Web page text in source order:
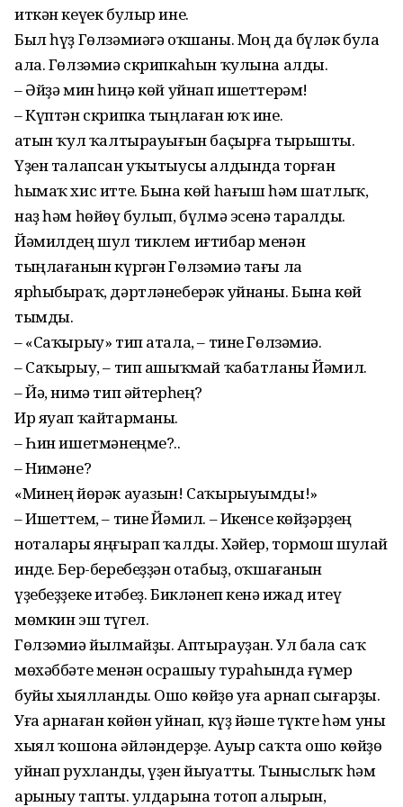
иткән кеүек булыр ине.
Был һүҙ Гөлзәмиәгә оҡшаны. Моң да бүләк була
ала. Гөлзәмиә скрипкаһын ҡулына алды.
– Әйҙә мин һиңә көй уйнап ишеттерәм!
– Күптән скрипка тыңлаған юҡ ине.
Ҡатын ҡул ҡалтырауығын баҫырға тырышты.
Үҙен талапсан уҡытыусы алдында торған
һымаҡ хис итте. Бына көй һағыш һәм шатлыҡ,
наҙ һәм һөйөү булып, бүлмә эсенә таралды.
Йәмилдең шул тиклем иғтибар менән
тыңлағанын күргән Гөлзәмиә тағы ла
ярһыбыраҡ, дәртләнеберәк уйнаны. Бына көй
тымды.
– «Саҡырыу» тип атала, – тине Гөлзәмиә.
– Саҡырыу, – тип ашыҡмай ҡабатланы Йәмил.
– Йә, нимә тип әйтерһең?
Ир яуап ҡайтарманы.
– Һин ишетмәнеңме?..
– Нимәне?
«Минең йөрәк ауазын! Саҡырыуымды!»
– Ишеттем, – тине Йәмил. – Икенсе көйҙәрҙең
ноталары яңғырап ҡалды. Хәйер, тормош шулай
инде. Бер-беребеҙҙән отабыҙ, оҡшағанын
үҙебеҙҙеке итәбеҙ. Бикләнеп кенә ижад итеү
мөмкин эш түгел.
Гөлзәмиә йылмайҙы. Аптырауҙан. Ул бала саҡ
мөхәббәте менән осрашыу тураһында ғүмер
буйы хыялланды. Ошо көйҙө уға арнап сығарҙы.
Уға арнаған көйөн уйнап, күҙ йәше түкте һәм уны
хыял ҡошона әйләндерҙе. Ауыр саҡта ошо көйҙө
уйнап рухланды, үҙен йыуатты. Тыныслыҡ һәм
арыныу тапты. Ҡулдарына тотоп алырын,